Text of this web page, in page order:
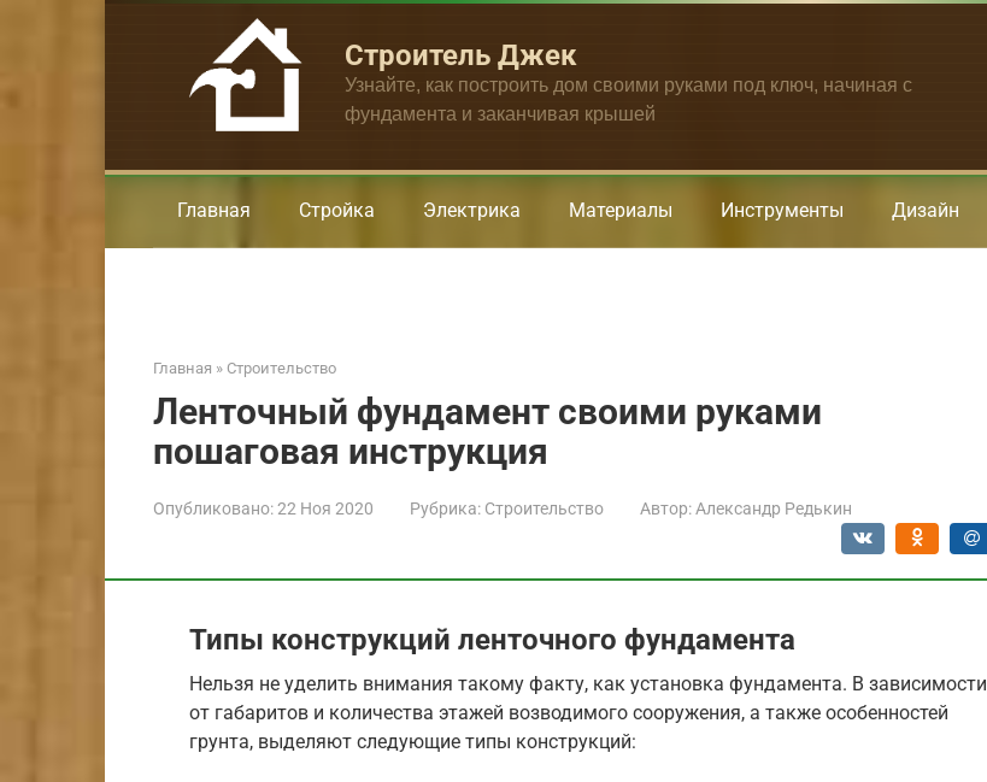
Строитель Джек
Узнайте, как построить дом своими руками под ключ, начиная с
фундамента и заканчивая крышей
Главная Стройка Электрика Материалы Инструменты Дизайн
Главная » Строительство
Ленточный фундамент своими руками
пошаговая инструкция
Опубликовано:22 Ноя 2020 Рубрика: Строительство Автор: Александр Редькин
Типы конструкций ленточного фундамента
Нельзя не уделить внимания такому факту, как установка фундамента. В зависимости
от габаритов и количества этажей возводимого сооружения, а также особенностей
грунта, выделяют следующие типы конструкций: